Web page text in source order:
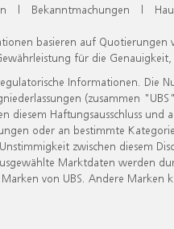
| Bekanntmachungen |
basieren auf
für die
Informationen. Die
(zusammen
diesem Haftungsausschluss
oder an bestimmte
zwischen diesem
Marktdaten werden
von UBS. Andere Marken